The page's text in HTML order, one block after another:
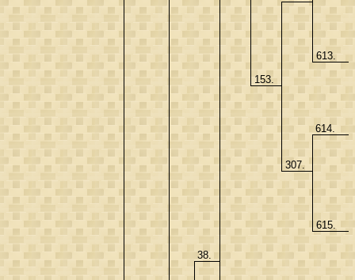
38.
153.
613.
307.
614.
615.